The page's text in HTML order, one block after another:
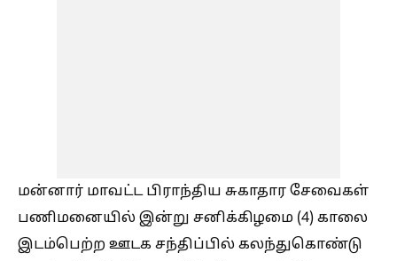
மன்னார் மாவட்ட பிராந்திய சுகாதார சேவைகள்
பணிமனையில் இன்று சனிக்கிழமை (4) காலை
இடம்பெற்ற ஊடக சந்திப்பில் கலந்துகொண்டு